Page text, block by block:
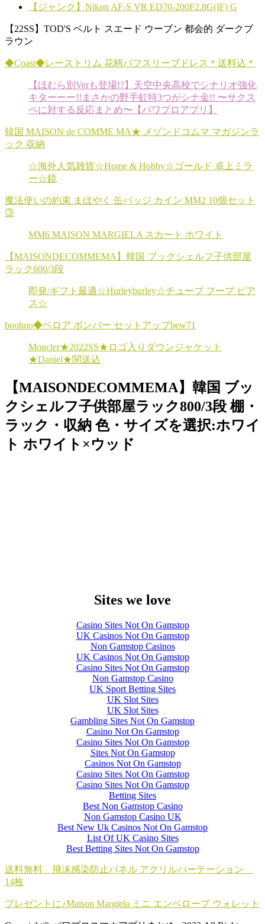
【ジャンク】Nikon AF-S VR ED70-200F2.8G(IF) G
【22SS】TOD'S ベルト スエード ウーブン 都会的 ダークブ
ラウン
◆Coast◆レーストリム 花柄パフスリーブドレス＊送料込＊
【ほむら別Verも登場!?】天空中央高校でシナリオ強化
キターーー!!まさかの野手虹特3つがシナ金!! 〜サクス
ペに対する反応まとめ〜【パワプロアプリ】
韓国 MAISON de COMME MA★ メゾンドコムマ マガジンラ
ック 収納
☆海外人気雑貨☆Home & Hobby☆ゴールド 卓上ミラ
ー☆鏡
魔法使いの約束 まほやく 缶バッジ カイン MM2 10個セット
③
MM6 MAISON MARGIELA スカート ホワイト
【MAISONDECOMMEMA】韓国 ブックシェルフ子供部屋
ラック600/3段
即発/ギフト最適☆Hurleyburley☆チューブ フープ ピア
ス☆
boohoo◆ベロア ボンバー セットアップbew71
Moncler★2022SS★ロゴ入りダウンジャケット
★Daniel★関送込
【MAISONDECOMMEMA】韓国 ブッ
クシェルフ子供部屋ラック800/3段 棚・
ラック・収納 色・サイズを選択:ホワイ
ト ホワイト×ウッド
Sites we love
Casino Sites Not On Gamstop
UK Casinos Not On Gamstop
Non Gamstop Casinos
UK Casinos Not On Gamstop
Casino Sites Not On Gamstop
Non Gamstop Casino
UK Sport Betting Sites
UK Slot Sites
UK Slot Sites
Gambling Sites Not On Gamstop
Casino Not On Gamstop
Casino Sites Not On Gamstop
Sites Not On Gamstop
Casinos Not On Gamstop
Casino Sites Not On Gamstop
Casino Sites Not On Gamstop
Betting Sites
Best Non Gamstop Casino
Non Gamstop Casino UK
Best New Uk Casinos Not On Gamstop
List Of UK Casino Sites
Best Betting Sites Not On Gamstop
送料無料 飛沫感染防止パネル アクリルパーテーション
14枚
プレゼントに♪Maison Margiela ミニ エンベロープ ウォレット